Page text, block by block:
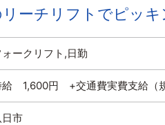
リーチリフトでピッ
ォークリフト,日勤
給 1,600円 +交通費実費支給（規
日市